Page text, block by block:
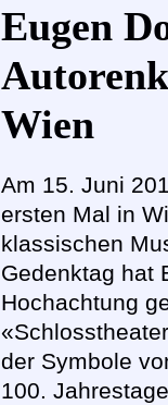
Sie sind hier
Eugen
Wien
Am 15. Juni
ersten Mal in
klassischen
Gedenktag hat
Hochachtung
der Symbole
100.